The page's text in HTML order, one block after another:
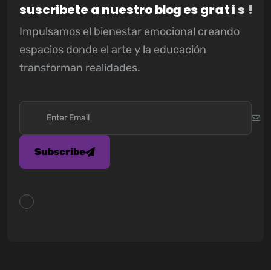
suscribete a nuestroblog es gratis!
Impulsamos el bienestar emocional creando
espacios donde el arte y la educación
transforman realidades.
Subscribe